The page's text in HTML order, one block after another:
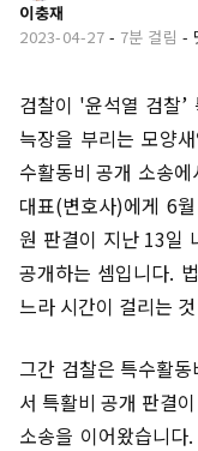
이충재
2023-04-27 - 7분 걸림 -
검찰이 '윤석열 검찰’
늑장을 부리는 모양
수활동비 공개 소송
대표(변호사)에게 6
원 판결이 지난 13일
공개하는 셈입니다.
느라 시간이 걸리는
그간 검찰은 특수활
서 특활비 공개 판결
소송을 이어왔습니